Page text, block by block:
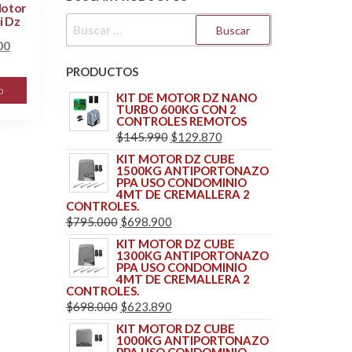
Dz
El
es:
PRODUCTOS
KIT DE MOTOR DZ NANO
TURBO 600KG CON 2
CONTROLES REMOTOS
$145.990 EL
PRECIO
ORIGINAL
ERA:
$129.870EL
PRECIO
ACTUAL
ES:
KIT MOTOR DZ CUBE
1500KG ANTIPORTONAZO
PPA USO CONDOMINIO
4MT DE CREMALLERA 2
CONTROLES.
$795.000 EL
PRECIO
ORIGINAL
ERA:
$795.000.
$698.900EL
PRECIO
ACTUAL
ES:
KIT MOTOR DZ CUBE
1300KG ANTIPORTONAZO
PPA USO CONDOMINIO
4MT DE CREMALLERA 2
CONTROLES.
$698.000 EL
PRECIO
ORIGINAL
$623.890EL
PRECIO
ACTUAL
KIT MOTOR DZ CUBE
1000KG ANTIPORTONAZO